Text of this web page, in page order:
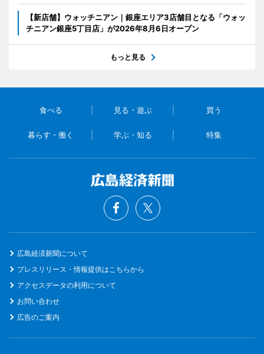
【新店舗】ウォッチニアン｜銀座エリア3店舗目となる「ウォッ
チニアン銀座5丁目店」が2026年8月6日オープン
もっと見る
食べる 見る・遊ぶ 買う
暮らす・働く 学ぶ・知る 特集
広島経済新聞について
プレスリリース・情報提供はこちらから
アクセスデータの利用について
お問い合わせ
広告のご案内